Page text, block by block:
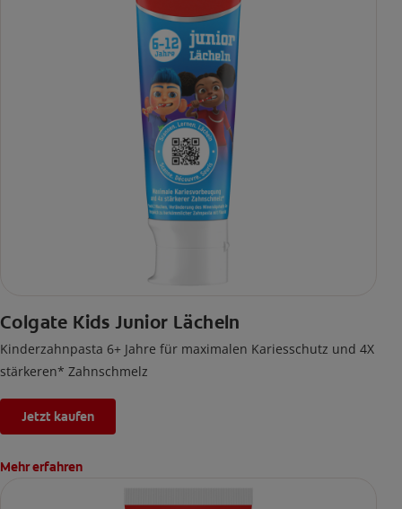
Colgate Kids Junior Lächeln
Kinderzahnpasta 6+ Jahre für maximalen Kariesschutz und 4X
stärkeren* Zahnschmelz
Jetzt kaufen
Mehr erfahren